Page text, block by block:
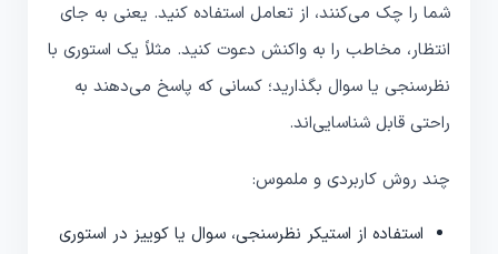
شما را چک می‌کنند، از تعامل استفاده کنید. یعنی به جای
انتظار، مخاطب را به واکنش دعوت کنید. مثلاً یک استوری با
نظرسنجی یا سوال بگذارید؛ کسانی که پاسخ می‌دهند به
راحتی قابل شناسایی‌اند.
چند روش کاربردی و ملموس:
استفاده از استیکر نظرسنجی، سوال یا کوییز در استوری